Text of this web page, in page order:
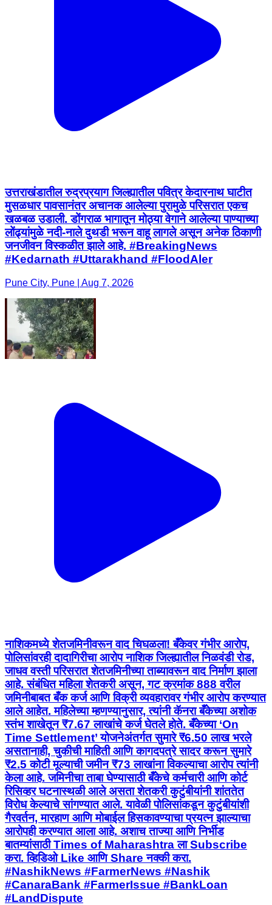
उत्तराखंडातील रुद्रप्रयाग जिल्ह्यातील पवित्र केदारनाथ घाटीत
मुसळधार पावसानंतर अचानक आलेल्या पुरामुळे परिसरात एकच
खळबळ उडाली. डोंगराळ भागातून मोठ्या वेगाने आलेल्या पाण्याच्या
लोंढ्यांमुळे नदी-नाले दुथडी भरून वाहू लागले असून अनेक ठिकाणी
जनजीवन विस्कळीत झाले आहे. #BreakingNews
#Kedarnath #Uttarakhand #FloodAler
Pune City, Pune | Aug 7, 2026
नाशिकमध्ये शेतजमिनीवरून वाद चिघळला! बँकेवर गंभीर आरोप,
पोलिसांवरही दादागिरीचा आरोप नाशिक जिल्ह्यातील निळवंडी रोड,
जाधव वस्ती परिसरात शेतजमिनीच्या ताब्यावरून वाद निर्माण झाला
आहे. संबंधित महिला शेतकरी असून, गट क्रमांक 888 वरील
जमिनीबाबत बँक कर्ज आणि विक्री व्यवहारावर गंभीर आरोप करण्यात
आले आहेत. महिलेच्या म्हणण्यानुसार, त्यांनी कॅनरा बँकेच्या अशोक
स्तंभ शाखेतून ₹7.67 लाखांचे कर्ज घेतले होते. बँकेच्या ‘On
Time Settlement’ योजनेअंतर्गत सुमारे ₹6.50 लाख भरले
असतानाही, चुकीची माहिती आणि कागदपत्रे सादर करून सुमारे
₹2.5 कोटी मूल्याची जमीन ₹73 लाखांना विकल्याचा आरोप त्यांनी
केला आहे. जमिनीचा ताबा घेण्यासाठी बँकेचे कर्मचारी आणि कोर्ट
रिसिव्हर घटनास्थळी आले असता शेतकरी कुटुंबीयांनी शांततेत
विरोध केल्याचे सांगण्यात आले. यावेळी पोलिसांकडून कुटुंबीयांशी
गैरवर्तन, मारहाण आणि मोबाईल हिसकावण्याचा प्रयत्न झाल्याचा
आरोपही करण्यात आला आहे. अशाच ताज्या आणि निर्भीड
बातम्यांसाठी Times of Maharashtra ला Subscribe
करा. व्हिडिओ Like आणि Share नक्की करा.
#NashikNews #FarmerNews #Nashik
#CanaraBank #FarmerIssue #BankLoan
#LandDispute